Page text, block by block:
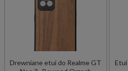
Drewniane etui do Realme GT
Etui